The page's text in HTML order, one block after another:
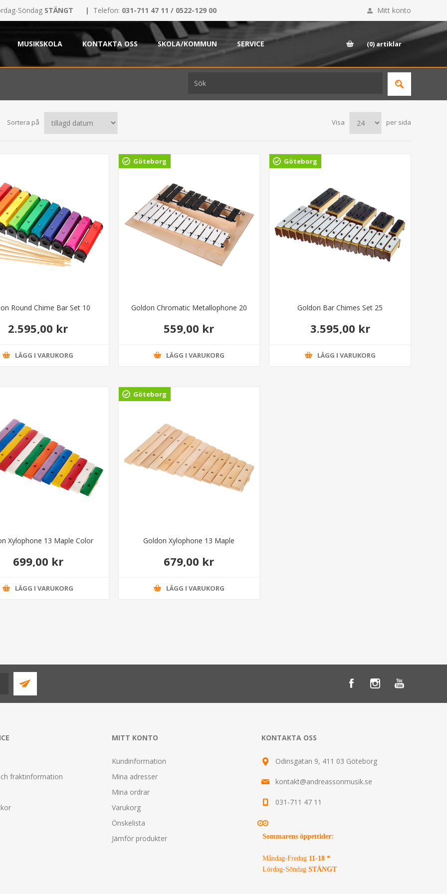
Söndag STÄNGT | Telefon: 031-711 47 11 / 0522-129 00 Mitt konto
MUSIKSKOLA KONTAKTA OSS SKOLA/KOMMUN SERVICE (0) artiklar
Sortera på Visa per sida
Round Chime Bar Set 10
2.595,00 kr
LÄGG I VARUKORG
Göteborg
Goldon Chromatic Metallophone 20
559,00 kr
LÄGG I VARUKORG
Göteborg
Goldon Bar Chimes Set 25
3.595,00 kr
LÄGG I VARUKORG
Xylophone 13 Maple Color
699,00 kr
LÄGG I VARUKORG
Göteborg
Goldon Xylophone 13 Maple
679,00 kr
LÄGG I VARUKORG
fraktinformation
MITT KONTO
Kundinformation
Mina adresser
Mina ordrar
Varukorg
Önskelista
Jämför produkter
KONTAKTA OSS
Odinsgatan 9, 411 03 Göteborg
kontakt@andreassonmusik.se
031-711 47 11
Sommarens öppettider:
Måndag-Fredag 11-18 *
Lördag-Söndag STÄNGT